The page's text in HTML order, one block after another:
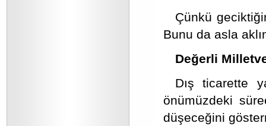
Çünkü
Bunu da asla
Değerli
Dış ticarette
önümüzdeki
düşeceğini